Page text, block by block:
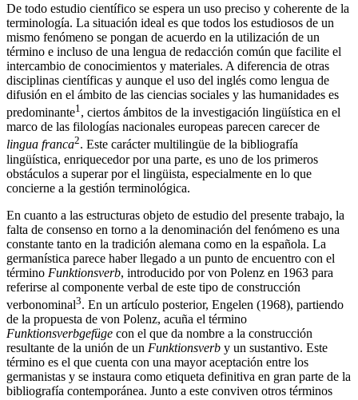
terminología. La situación ideal es que todos los estudiosos de un
mismo fenómeno se pongan de acuerdo en la utilización de un
término e incluso de una lengua de redacción común que facilite el
intercambio de conocimientos y materiales. A diferencia de otras
disciplinas científicas y aunque el uso del inglés como lengua de
difusión en el ámbito de las ciencias sociales y las humanidades es
predominante 1, ciertos ámbitos de la investigación lingüística en el
marco de las filologías nacionales europeas parecen carecer de
lingua franca2. Este carácter multilingüe de la bibliografía
lingüística, enriquecedor por una parte, es uno de los primeros
obstáculos a superar por el lingüista, especialmente en lo que
concierne a la gestión terminológica.
falta de consenso en torno a la denominación del fenómeno es una
constante tanto en la tradición alemana como en la española. La
germanística parece haber llegado a un punto de encuentro con el
términoFunktionsverb, introducido por von Polenz en 1963 para
referirse al componente verbal de este tipo de construcción
verbonominal3. En un artículo posterior, Engelen (1968), partiendo
de la propuesta de von Polenz, acuña el término
Funktionsverbgefügecon el que da nombre a la construcción
resultante de la unión de un Funktionsverby un sustantivo. Este
término es el que cuenta con una mayor aceptación entre los
germanistas y se instaura como etiqueta definitiva en gran parte de la
bibliografía contemporánea. Junto a este conviven otros términos
comoFunktionsverbfügungen los trabajos de Heringer (1968),